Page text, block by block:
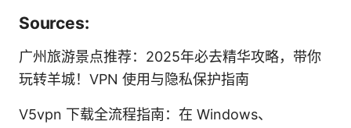
Sources:
广州旅游景点推荐：2025年必去精华攻略，带你
玩转羊城！VPN 使用与隐私保护指南
V5vpn 下载全流程指南：在 Windows、